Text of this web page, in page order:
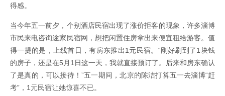
得感。
当今年五一前夕，个别酒店民宿出现了涨价拒客的现象，许多淄博
市民来电咨询途家民宿网，想把闲置住房拿出来便宜租给游客。值
得一提的是，上线首日，有房东推出1元民宿。“刚好刷到了1块钱
的房子，还是在5月1日这一天，我就直接预订了。后来和房东确认
了是真的，可以接待！”五一期间，北京的陈洁打算五一去淄博“赶
考”，1元民宿让她惊喜不已。